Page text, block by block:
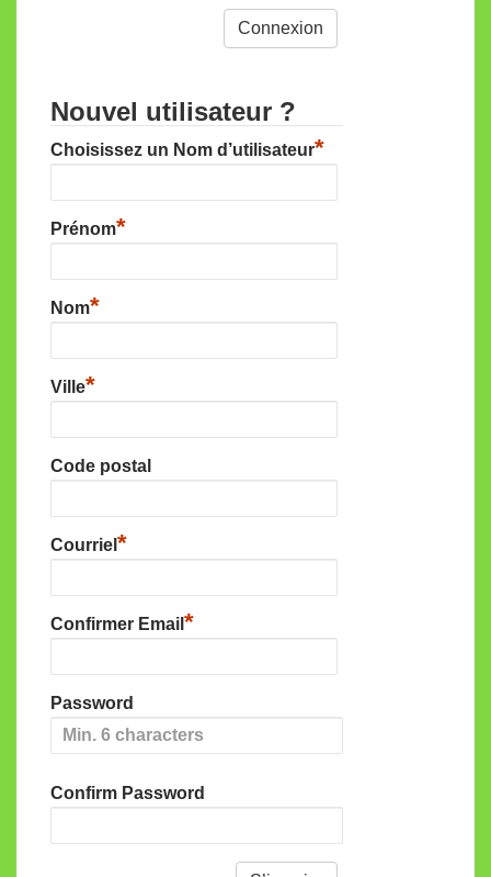
Nouvel utilisateur ?
Choisissez un Nom d’utilisateur*
Prénom*
Nom*
Ville*
Code postal
Courriel *
Confirmer Email *
Password
Confirm Password